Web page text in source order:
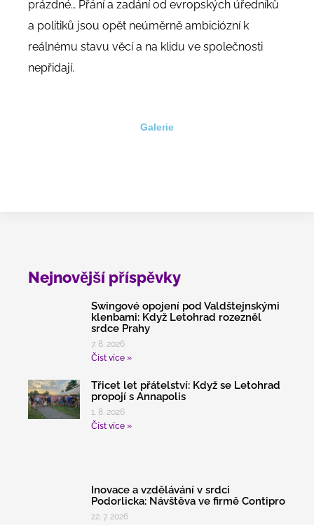
prázdné… Přání a zadání od evropských úředníků
a politiků jsou opět neúměrně ambiciózní k
reálnému stavu věcí a na klidu ve společnosti
nepřidají.
Galerie
Nejnovější příspěvky
Swingové opojení pod Valdštejnskými
klenbami: Když Letohrad rozezněl
srdce Prahy
7. 8. 2026
Číst více »
Třicet let přátelství: Když se Letohrad
propojí s Annapolis
1. 8. 2026
Číst více »
Inovace a vzdělávání v srdci
Podorlicka: Návštěva ve firmě Contipro
22. 7. 2026